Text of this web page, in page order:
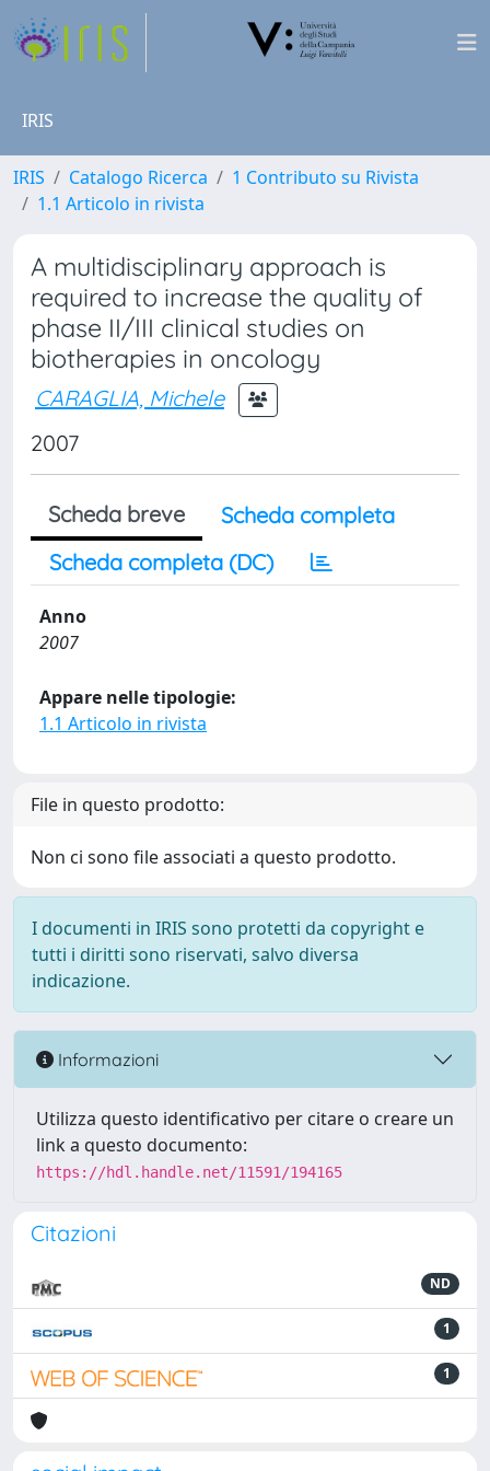
IRIS
IRIS Catalogo Ricerca
1 Contributo su Rivista
1.1 Articolo in rivista
A multidisciplinary approach is
required to increase the quality of
phase II/III clinical studies on
biotherapies in oncology
CARAGLIA, Michele
2007
Scheda breve
Scheda completa
Scheda completa (DC)
Anno
2007
Appare nelle tipologie:
1.1 Articolo in rivista
File in questo prodotto:
Non ci sono file associati a questo prodotto.
I documenti in IRIS sono protetti da copyright e
tutti i diritti sono riservati, salvo diversa
indicazione.
Informazioni
Utilizza questo identificativo per citare o creare un
link a questo documento:
https://hdl.handle.net/11591/194165
Citazioni
ND
1
1